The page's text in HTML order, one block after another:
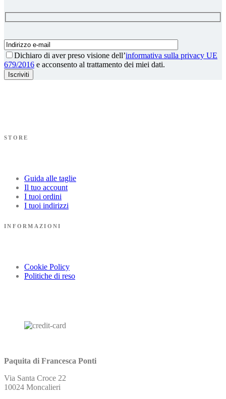
Dichiaro di aver preso visione dell’informativa sulla privacy UE
679/2016 e acconsento al trattamento dei miei dati.
STORE
Guida alle taglie
Il tuo account
I tuoi ordini
I tuoi indirizzi
INFORMAZIONI
Cookie Policy
Politiche di reso
Paquita di Francesca Ponti
Via Santa Croce 22
10024 Moncalieri